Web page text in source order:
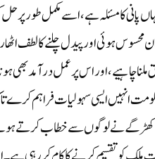
محسوس ہوئی اور پیدل چلنے کا
ملنا چاہیے،اور ا س پر عمل درآمد
ایسی سہولیات فراہم کرے
نے لوگوں سے خطاب کرتے ہوئے